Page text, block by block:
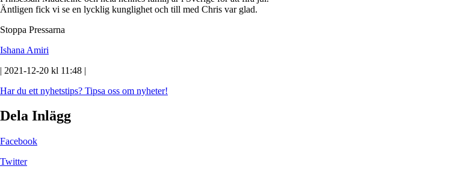
Äntligen fick vi se en lycklig kunglighet och till med Chris var glad.
Stoppa Pressarna
Ishana Amiri
| 2021-12-20 kl 11:48 |
Har du ett nyhetstips? Tipsa oss om nyheter!
Dela Inlägg
Facebook
Twitter